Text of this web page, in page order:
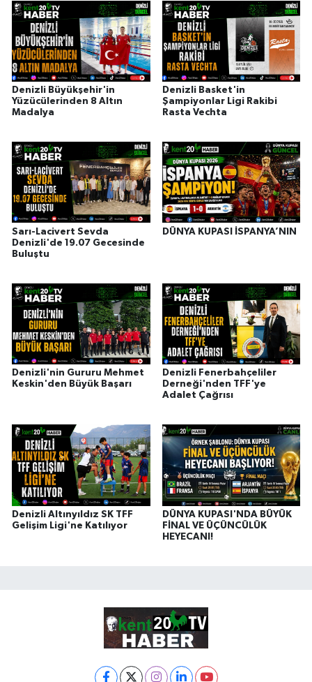
Denizli Büyükşehir'in
Yüzücülerinden 8 Altın
Madalya
Denizli Basket'in
Şampiyonlar Ligi Rakibi
Rasta Vechta
Sarı-Lacivert Sevda
Denizli'de 19.07 Gecesinde
Buluştu
DÜNYA KUPASI İSPANYA’NIN
Denizli'nin Gururu Mehmet
Keskin'den Büyük Başarı
Denizli Fenerbahçeliler
Derneği'nden TFF'ye
Adalet Çağrısı
Denizli Altınyıldız SK TFF
Gelişim Ligi'ne Katılıyor
DÜNYA KUPASI'NDA BÜYÜK
FİNAL VE ÜÇÜNCÜLÜK
HEYECANI!